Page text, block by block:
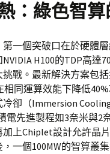
：綠色智
一個突破口在於硬體
H100的TDP高達
戰。最新解決方案包
同運算效能下降低
卻（Immersion
電先進製程如3奈米與
上Chiplet設計允許晶
一個100MW的智算叢